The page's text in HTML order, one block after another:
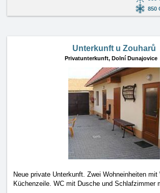
850
Unterkunft u Zouharů
Privatunterkunft, Dolní Dunajovice
Neue private Unterkunft. Zwei Wohneinheiten mit
Küchenzeile. WC mit Dusche und Schlafzimmer